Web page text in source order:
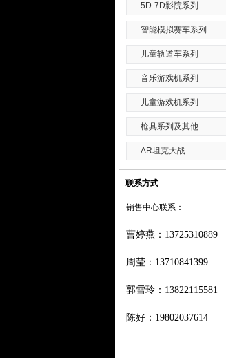
5D-7D影院系列
智能模拟赛车系列
儿童轨道车系列
音乐游戏机系列
儿童游戏机系列
枪具系列及其他
AR坦克大战
联系方式
销售中心联系：
曹婷燕 ： 13725310889
周莹： 13710841399
郭雪玲： 13822115581
陈好： 19802037614